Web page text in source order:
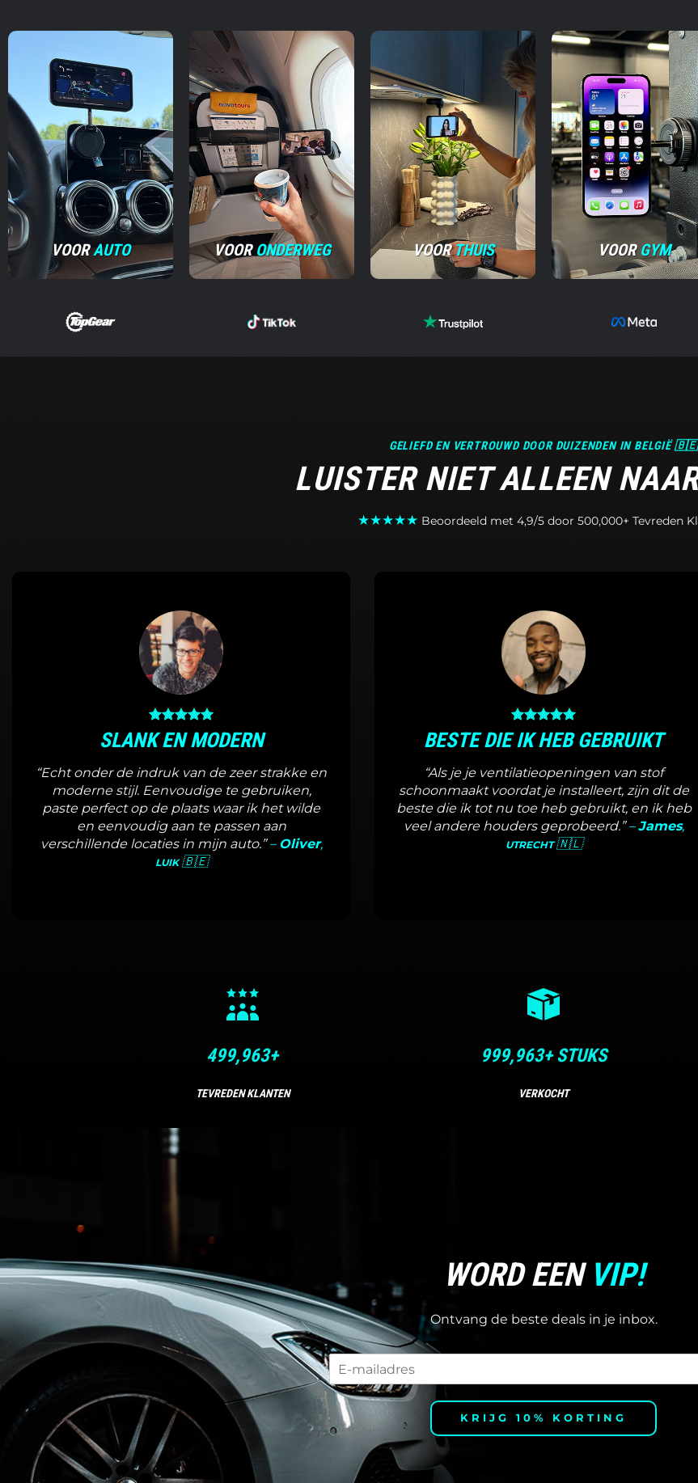
VOORAUTO VOOR ONDERWEG VOORTHUIS VOORGYM
GELIEFD EN VERTROUWD DOOR DUIZENDEN IN BELGIË 🇧🇪
LUISTER NIET ALLEEN
★★★★★ Beoordeeld met 4,9/5 door 500,000+ Tevreden
SLANK EN MODERN
“Echt onder de indruk van de zeer strakke en
moderne stijl. Eenvoudige te gebruiken,
paste perfect op de plaats waar ik het wilde
en eenvoudig aan te passen aan
verschillende locaties in mijn auto.”– Oliver,
LUIK🇧🇪
BESTE DIE IK HEB GEBRUIKT
“Als je je ventilatieopeningen van stof
schoonmaakt voordat je installeert, zijn dit de
beste die ik tot nu toe heb gebruikt, en ik heb
veel andere houders geprobeerd.”–James,
UTRECHT🇳🇱
500,000+
TEVREDEN KLANTEN
1,000,000+ STUKS
VERKOCHT
WORD EEN VIP!
Ontvang de beste deals in je inbox.
KRIJG 10% KORTING